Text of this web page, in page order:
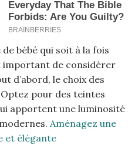
bébé qui soit à la fois
important de considérer
d’abord, le choix des
pour des teintes
apportent une luminosité
Aménagez une
et élégante